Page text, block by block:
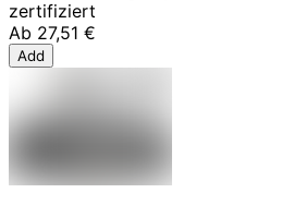
zertifiziert
Ab 27,51 €
Add